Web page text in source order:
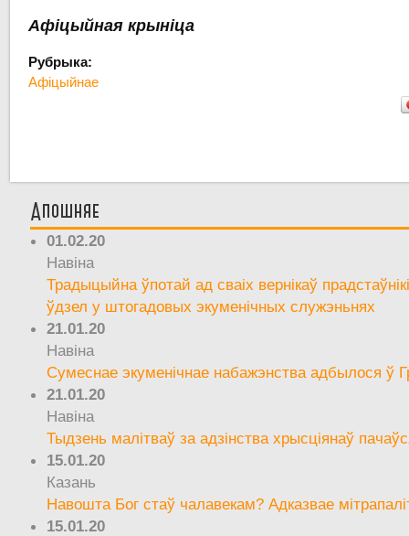
Афіцыйная крыніца
Рубрыка:
Афіцыйнае
Апошняе
01.02.20
Навіна
Традыцыйна ўпотай ад сваіх вернікаў
ўдзел у штогадовых экуменічных служэньнях
21.01.20
Навіна
Сумеснае экуменічнае набажэнства адбылося ў
21.01.20
Навіна
Тыдзень малітваў за адзінства хрысціянаў
15.01.20
Казань
Навошта Бог стаў чалавекам? Адказвае
15.01.20